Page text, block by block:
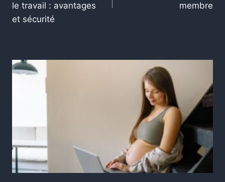
le travail : avantages
et sécurité
membre